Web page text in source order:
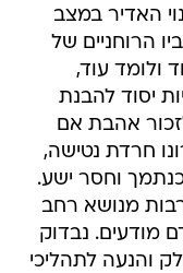
האדיר במצב
הרוחניים של
ולומד עוד,
יסוד להבנת
אהבת אם
חרדת נטישה,
כנתמך וחסר ישע.
מנושא רחב
מודעים. נבדוק
והנעה לתהליכי